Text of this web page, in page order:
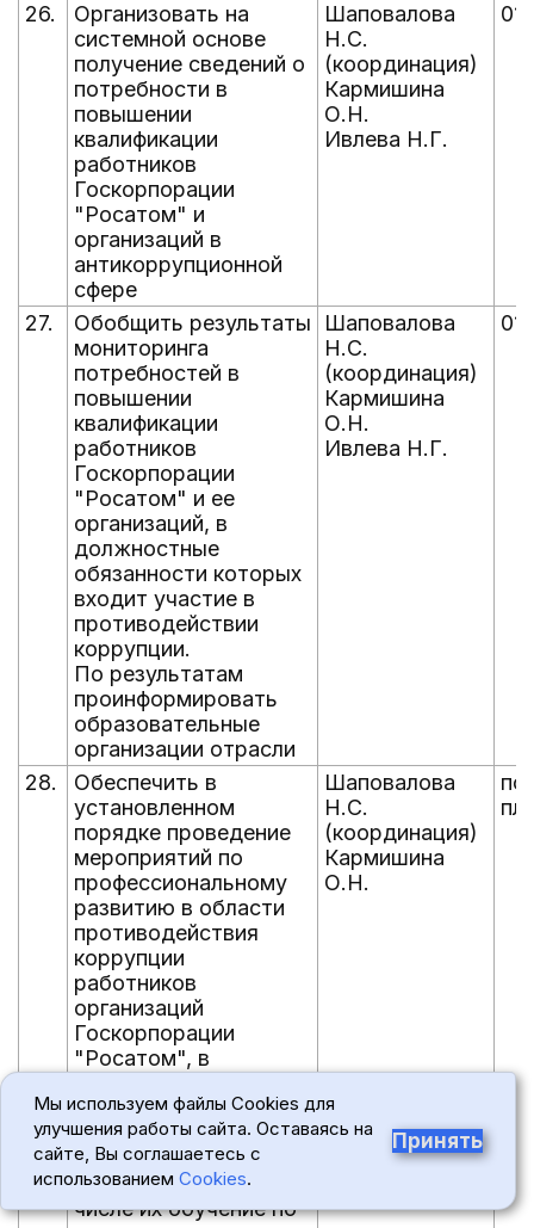
26.
Организовать на
системной основе
получение сведений о
потребности в
повышении
квалификации
работников
Госкорпорации
"Росатом" и
организаций в
антикоррупционной
сфере
Шаповалова
Н.С.
(координация)
Кармишина
О.Н.
Ивлева Н.Г.
27.
Обобщить результаты
мониторинга
потребностей в
повышении
квалификации
работников
Госкорпорации
"Росатом" и ее
организаций, в
должностные
обязанности которых
входит участие в
противодействии
коррупции.
По результатам
проинформировать
образовательные
организации отрасли
Шаповалова
Н.С.
(координация)
Кармишина
О.Н.
Ивлева Н.Г.
28.
Обеспечить в
установленном
порядке проведение
мероприятий по
профессиональному
развитию в области
противодействия
коррупции
работников
организаций
Госкорпорации
"Росатом", в
обязанности которых
входит участие в
противодействии
коррупции, в том
числе их обучение по
Шаповалова
Н.С.
(координация)
Кармишина
О.Н.
по
Мы используем файлы Cookies для
улучшения работы сайта. Оставаясь на
сайте, Вы соглашаетесь с
использованием Cookies.
Принять